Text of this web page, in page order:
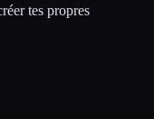
tes propres